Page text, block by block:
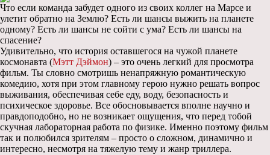
Что если команда забудет одного из своих коллег на Марсе и
улетит обратно на Землю? Есть ли шансы выжить на планете
одному? Есть ли шансы не сойти с ума? Есть ли шансы на
спасение?
Удивительно, что история оставшегося на чужой планете
космонавта (Мэтт Дэймон) – это очень легкий для просмотра
фильм. Ты словно смотришь ненапряжную романтическую
комедию, хотя при этом главному герою нужно решать вопрос
выживания, обеспечивая себе еду, воду, безопасность и
психическое здоровье. Все обосновывается вполне научно и
правдоподобно, но не возникает ощущения, что перед тобой
скучная лабораторная работа по физике. Именно поэтому фильм
так и полюбился зрителям – просто о сложном, динамично и
интересно, несмотря на тяжелую тему и жанр триллера.